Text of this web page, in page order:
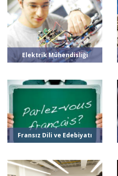
Elektrik Mühendisliği
Fransız Dili ve Edebiyatı